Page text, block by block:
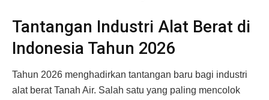
Tantangan Industri Alat Berat di
Indonesia Tahun 2026
Tahun 2026 menghadirkan tantangan baru bagi industri
alat berat Tanah Air. Salah satu yang paling mencolok